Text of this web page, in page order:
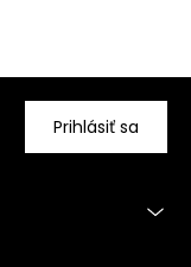
Prihlásiť sa